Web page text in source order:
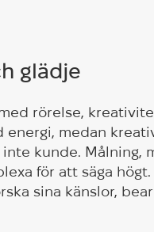
glädje
rörelse,
medan
kunde. Målning,
för att säga högt.
sina känslor,